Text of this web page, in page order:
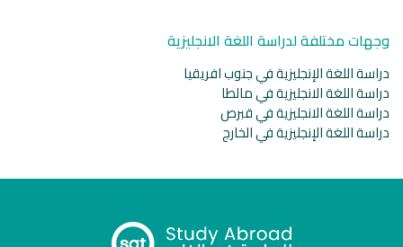
وجهات مختلفة لدراسة اللغة الانجليزية
دراسة اللغة الإنجليزية في جنوب افريقيا
دراسة اللغة الانجليزية في مالطا
دراسة اللغة الانجليزية في قبرص
دراسة اللغة الإنجليزية في الخارج